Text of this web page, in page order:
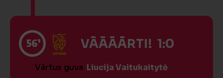
56’ VĀĀĀĀRTI! 1:0
Vārtus guva Liucija Vaitukaitytė